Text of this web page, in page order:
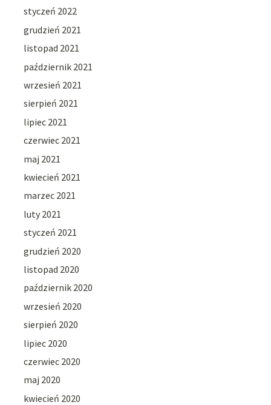
styczeń 2022
grudzień 2021
listopad 2021
październik 2021
wrzesień 2021
sierpień 2021
lipiec 2021
czerwiec 2021
maj 2021
kwiecień 2021
marzec 2021
luty 2021
styczeń 2021
grudzień 2020
listopad 2020
październik 2020
wrzesień 2020
sierpień 2020
lipiec 2020
czerwiec 2020
maj 2020
kwiecień 2020